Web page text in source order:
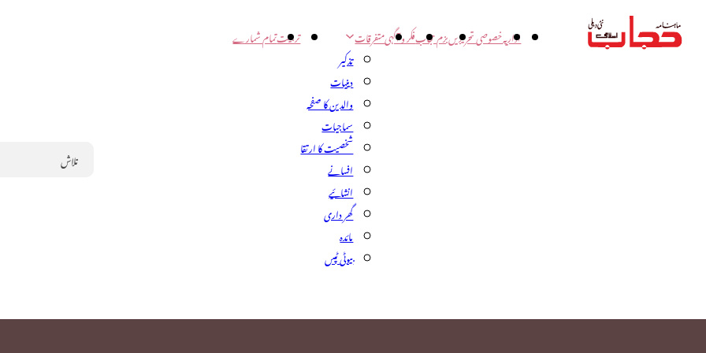
اداریہخصوصی تحریریںبزم حجابفکر و آگہیمتفرقات
تذکیر
دینیات
والدین کا صفحہ
سماجیات
شخصیت کا ارتقا
افسانے
انشائیے
گھر داری
مائدہ
بیوٹی ٹپس
تربیتتمام شمارے
Search